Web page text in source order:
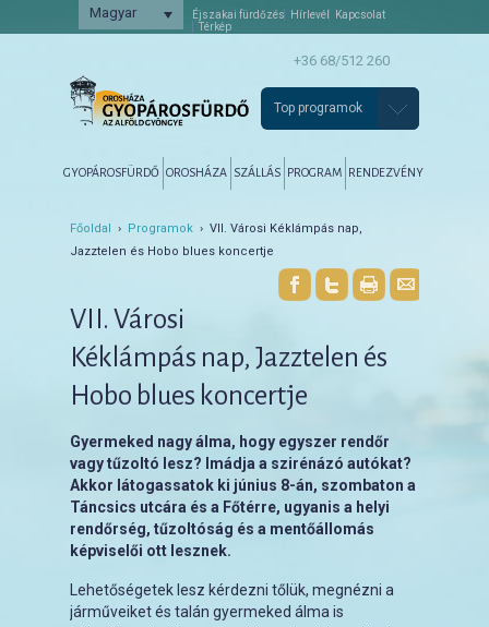
Magyar Éjszakai fürdőzés Hírlevél
Kapcsolat
Térkép
+36 68/512 260
Top programok
Tovább az elsődleges tartalomra
Tovább a másodlagos tartalomra
GYOPÁROSFÜRDŐ OROSHÁZA SZÁLLÁS PROGRAM RENDEZVÉNY
Főoldal › Programok › VII. Városi Kéklámpás nap,
Jazztelen és Hobo blues koncertje
VII. Városi
Kéklámpás nap, Jazztelen és
Hobo blues koncertje
Gyermeked nagy álma, hogy egyszer rendőr
vagy tűzoltó lesz? Imádja a szirénázó autókat?
Akkor látogassatok ki június 8-án, szombaton a
Táncsics utcára és a Főtérre, ugyanis a helyi
rendőrség, tűzoltóság és a mentőállomás
képviselői ott lesznek.
Lehetőségetek lesz kérdezni tőlük, megnézni a
járműveiket és talán gyermeked álma is